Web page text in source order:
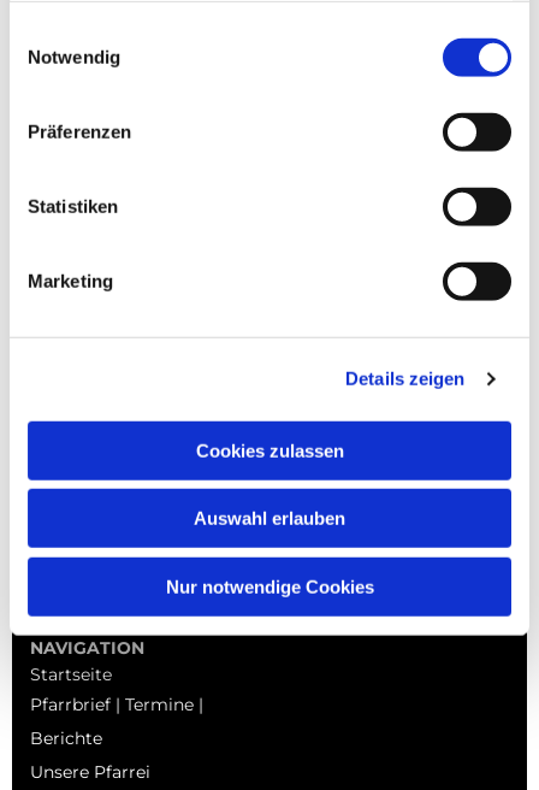
Notwendig
Präferenzen
Statistiken
Marketing
Details zeigen
Cookies zulassen
Auswahl erlauben
Nur notwendige Cookies
NAVIGATION
Startseite
Pfarrbrief | Termine |
Berichte
Unsere Pfarrei